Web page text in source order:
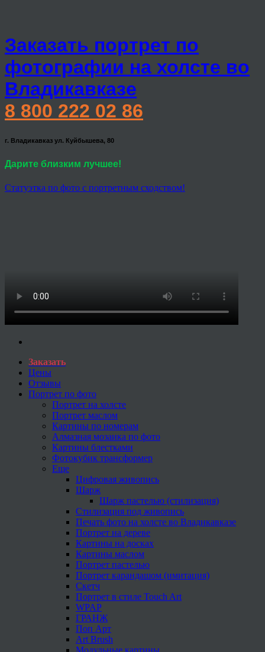
Заказать портрет по
фотографии на холсте во
Владикавказе
8 800 222 02 86
г. Владикавказ ул. Куйбышева, 80
Дарите близким лучшее!
Статуэтка по фото с портретным сходством!
Заказать
Цены
Отзывы
Портрет по фото
Портрет на холсте
Портрет маслом
Картины по номерам
Алмазная мозаика по фото
Картины блестками
Фотокубик трансформер
Еще
Цифровая живопись
Шарж
Шарж пастелью (стилизация)
Стилизация под живопись
Печать фото на холсте во Владикавказе
Портрет на дереве
Картины на досках
Картины маслом
Портрет пастелью
Портрет карандашом (имитация)
Скетч
Портрет в стиле Touch Art
WPAP
ГРАНЖ
Поп Арт
Art Brush
Модульные картины